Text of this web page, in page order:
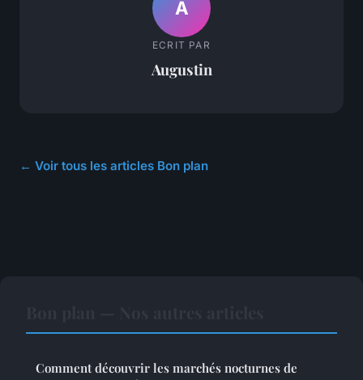
A
ECRIT PAR
Augustin
← Voir tous les articles Bon plan
Comment découvrir les marchés nocturnes de